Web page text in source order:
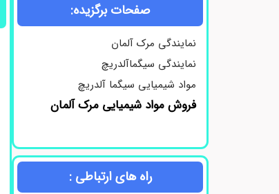
صفحات برگزیده:
نمایندگی مرک آلمان
نمایندگی سیگماآلدریچ
مواد شیمیایی سیگما آلدریچ
فروش مواد شیمیایی مرک آلمان
راه های ارتباطی :